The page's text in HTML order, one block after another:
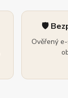
🛡️
Ověřený